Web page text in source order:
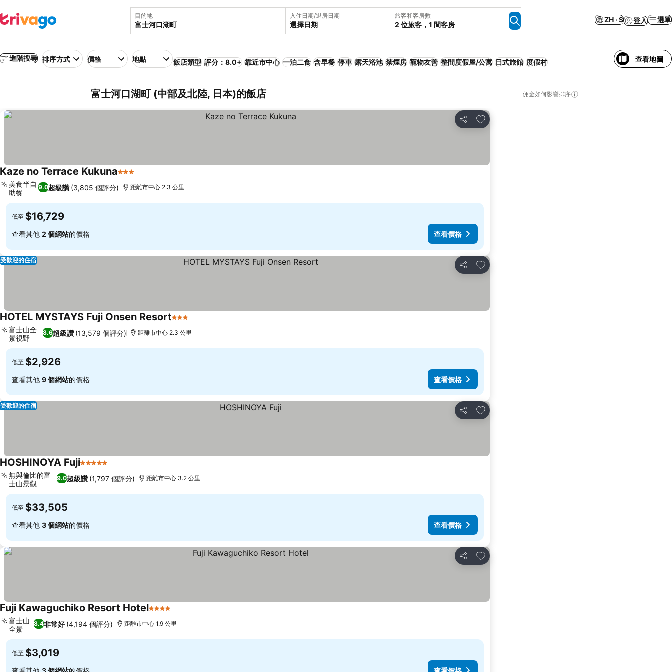
目的地 入住日期/退房日期
選擇日期
旅客和客房數
2 位旅客，1 間客房
ZH · $ 登入 選單
進階搜尋 排序方式 價格 地點 飯店類型 評分：8.0+ 靠近市中心 一泊二食 含早餐 停車 露天浴池 禁煙房 寵物友善 整間度假屋/公寓 日式旅館 度假村 查看地圖
富士河口湖町 (中部及北陸, 日本)的飯店 佣金如何影響排序
分享
加入我的最愛
Kaze no Terrace Kukuna3 星級
9.0超級讚 (3,805 個評分)
美食半自
助餐
距離市中心 2.3 公里
低至 $16,729
查看其他 2 個網站的價格 查看價格
分享
加入我的最愛
受歡迎的住宿
HOTEL MYSTAYS Fuji Onsen Resort3 星級
8.6超級讚 (13,579 個評分)
富士山全
景視野
距離市中心 2.3 公里
低至 $2,926
查看其他 9 個網站的價格 查看價格
分享
加入我的最愛
受歡迎的住宿
HOSHINOYA Fuji5 星級
9.0超級讚 (1,797 個評分)
無與倫比的富
士山景觀
距離市中心 3.2 公里
低至 $33,505
查看其他 3 個網站的價格 查看價格
分享
加入我的最愛
Fuji Kawaguchiko Resort Hotel4 星級
8.4非常好 (4,194 個評分)
富士山
全景
距離市中心 1.9 公里
低至 $3,019